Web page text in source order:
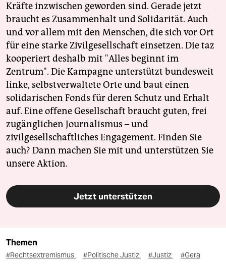
Kräfte inzwischen geworden sind. Gerade jetzt
braucht es Zusammenhalt und Solidarität. Auch
und vor allem mit den Menschen, die sich vor Ort
für eine starke Zivilgesellschaft einsetzen. Die taz
kooperiert deshalb mit "Alles beginnt im
Zentrum". Die Kampagne unterstützt bundesweit
linke, selbstverwaltete Orte und baut einen
solidarischen Fonds für deren Schutz und Erhalt
auf. Eine offene Gesellschaft braucht guten, frei
zugänglichen Journalismus – und
zivilgesellschaftliches Engagement. Finden Sie
auch? Dann machen Sie mit und unterstützen Sie
unsere Aktion.
Jetzt unterstützen
Themen
#Rechtsextremismus #Politische Justiz #Justiz
#Gera